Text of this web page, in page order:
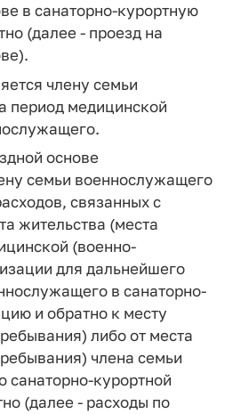
в санаторно-курортную
(далее - проезд на
члену семьи
период медицинской
основе
семьи военнослужащего
связанных с
жительства (места
(военно-
для дальнейшего
в санаторно-
и обратно к месту
либо от места
члена семьи
санаторно-курортной
(далее - расходы по